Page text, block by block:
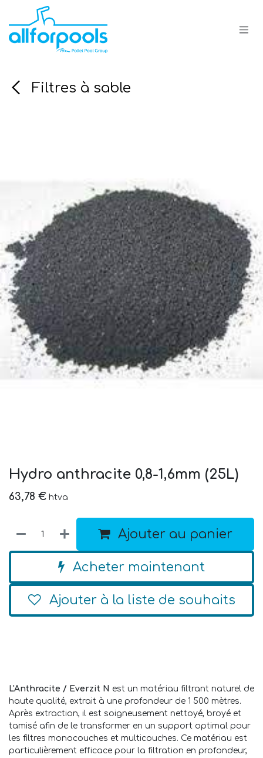
Se rendre au contenu
Filtres à sable
Hydro anthracite 0,8-1,6mm (25L)
63,78 € htva
Ajouter au panier
Acheter maintenant
Ajouter à la liste de souhaits
L'Anthracite / Everzit N est un matériau filtrant naturel de
haute qualité, extrait à une profondeur de 1 500 mètres.
Après extraction, il est soigneusement nettoyé, broyé et
tamisé afin de le transformer en un support optimal pour
les filtres monocouches et multicouches. Ce matériau est
particulièrement efficace pour la filtration en profondeur,